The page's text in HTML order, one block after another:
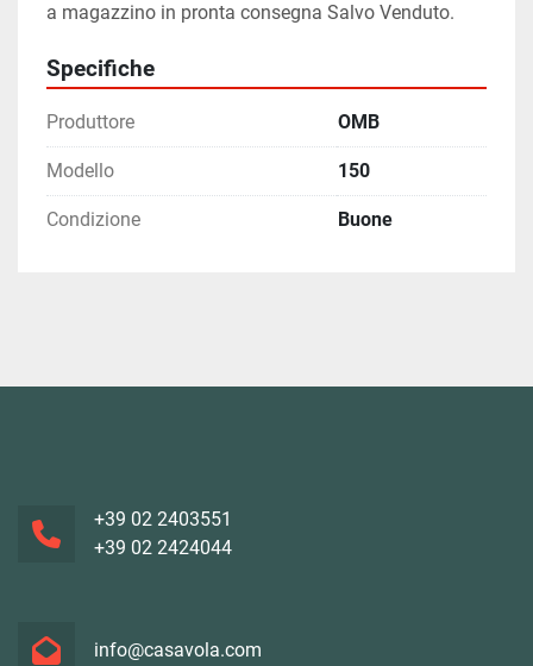
a magazzino in pronta consegna Salvo Venduto.
Specifiche
Produttore OMB
Modello 150
Condizione Buone
+39 02 2403551
+39 02 2424044
info@casavola.com